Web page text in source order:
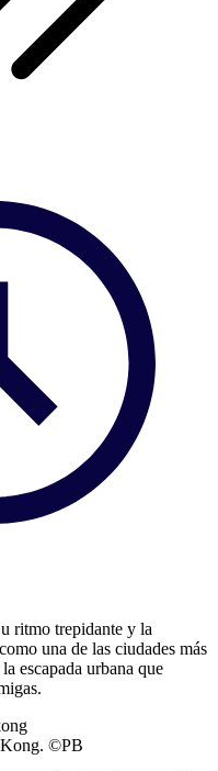
ritmo trepidante y la
una de las ciudades más
escapada urbana que
Kong. ©PB